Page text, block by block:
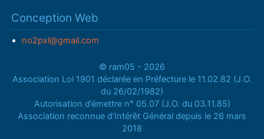
Conception Web
no2pxl@gmail.com
© ram05 - 2026
Association Loi 1901 déclarée en Préfecture le 11.02.82 (J.O.
du 26/02/1982)
Autorisation d’émettre n° 05.07 (J.O. du 03.11.85)
Association reconnue d’Intérêt Général depuis le 26 mars
2018